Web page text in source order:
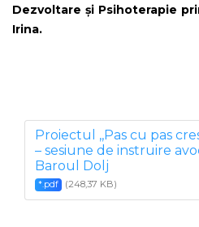
Dezvoltare și Psihoterapie
Irina.
Proiectul ,,Pas cu pas
– sesiune de instruire
Baroul Dolj
*.pdf (248,37 KB)